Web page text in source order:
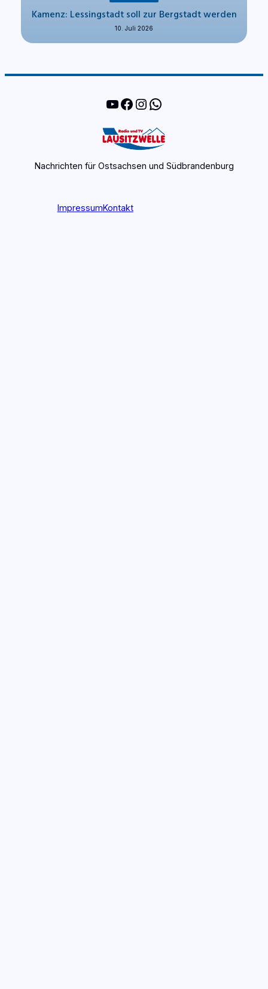
Kamenz: Lessingstadt soll zur Bergstadt werden
10. Juli 2026
YouTube
Facebook
Instagram
WhatsApp
Nachrichten für Ostsachsen und Südbrandenburg
ImpressumKontakt